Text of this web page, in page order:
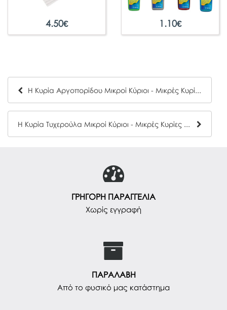
4.50€ 1.10€
Η Κυρία Αργοπορίδου Μικροί Κύριοι - Μικρές Κυρίες Hartini Poli 27
Η Κυρία Τυχερούλα Μικροί Κύριοι - Μικρές Κυρίες Hartini Poli 30
ΓΡΗΓΟΡΗ ΠΑΡΑΓΓΕΛΙΑ
Χωρίς εγγραφή
ΠΑΡΑΛΑΒΗ
Από το φυσικό μας κατάστημα